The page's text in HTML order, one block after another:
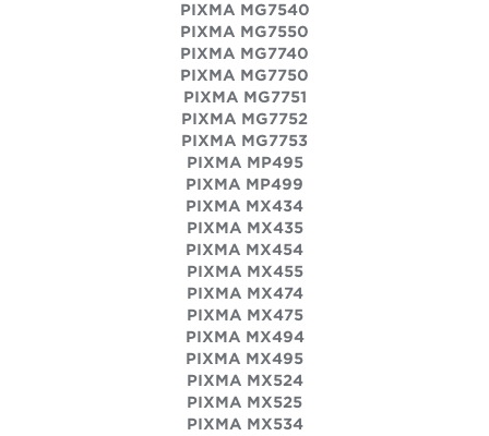
PIXMA MG7540
PIXMA MG7550
PIXMA MG7740
PIXMA MG7750
PIXMA MG7751
PIXMA MG7752
PIXMA MG7753
PIXMA MP495
PIXMA MP499
PIXMA MX434
PIXMA MX435
PIXMA MX454
PIXMA MX455
PIXMA MX474
PIXMA MX475
PIXMA MX494
PIXMA MX495
PIXMA MX524
PIXMA MX525
PIXMA MX534